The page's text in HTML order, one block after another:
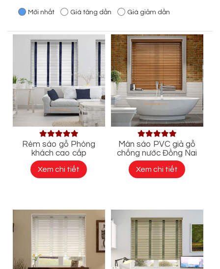
Mới nhất Giá tăng dần Giá giảm dần
Rèm sáo gỗ Phòng
khách cao cấp
Xem chi tiết
Màn sáo PVC giả gỗ
chống nước Đồng Nai
Xem chi tiết